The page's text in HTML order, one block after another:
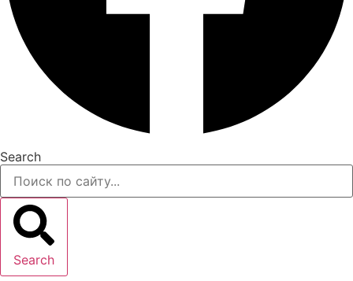
Search
Search